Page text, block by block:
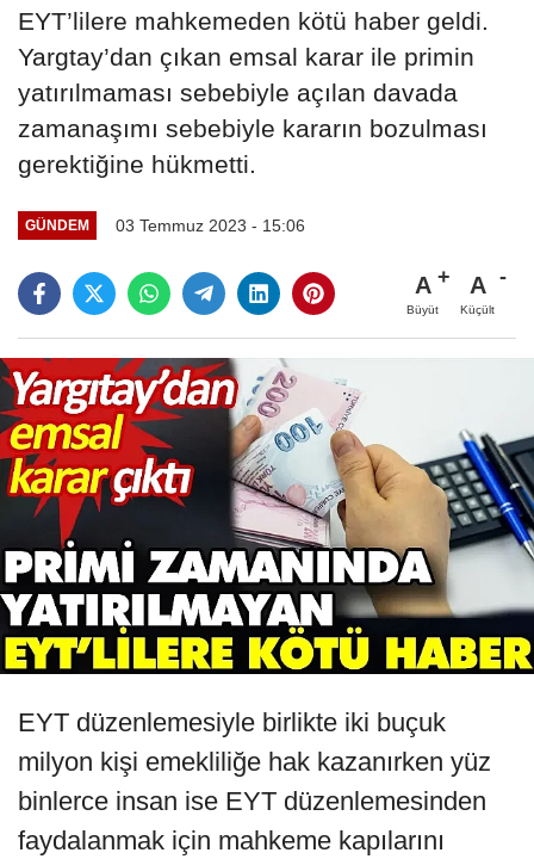
EYT’lilere mahkemeden kötü haber geldi.
Yargtay’dan çıkan emsal karar ile primin
yatırılmaması sebebiyle açılan davada
zamanaşımı sebebiyle kararın bozulması
gerektiğine hükmetti.
GÜNDEM 03 Temmuz 2023 - 15:06
A
Büyüt
A
Küçült
EYT düzenlemesiyle birlikte iki buçuk
milyon kişi emekliliğe hak kazanırken yüz
binlerce insan ise EYT düzenlemesinden
faydalanmak için mahkeme kapılarını